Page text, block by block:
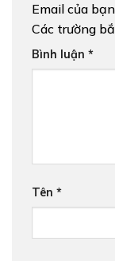
Email của
Các trường
Bình luận *
Tên *